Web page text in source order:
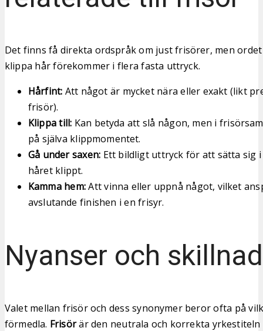
Det finns få direkta ordspråk om just frisörer, men
klippa hår förekommer i flera fasta uttryck.
Hårfint: Att något är mycket nära eller exakt (likt
frisör).
Klippa till: Kan betyda att slå någon, men i
på själva klippmomentet.
Gå under saxen: Ett bildligt uttryck för att sätta sig
håret klippt.
Kamma hem:Att vinna eller uppnå något, vilket
avslutande finishen i en frisyr.
Nyanser och
Valet mellan frisör och dess synonymer beror ofta på
förmedla. Frisörär den neutrala och korrekta yrkestiteln